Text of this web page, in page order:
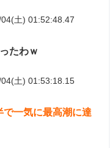
04(土) 01:52:48.47
たわｗ
04(土) 01:53:18.15
で一気に最高潮に達